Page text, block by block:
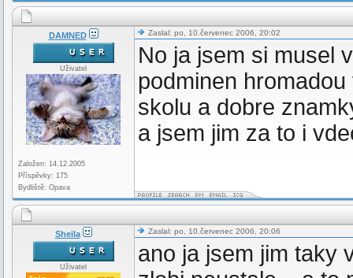
DAMNED
Uživatel
Založen: 14.12.2005
Příspěvky: 175
Bydliště: Opava
Zaslal: po, 10.červenec 2006, 20:02
No ja jsem si musel
podminen
skolu a dobre
a jsem jim za to i
Sheila
Uživatel
Zaslal: po, 10.červenec 2006, 20:06
ano ja jsem jim taky